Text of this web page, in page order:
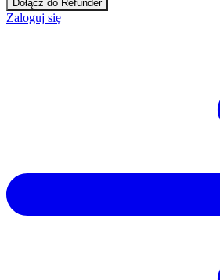
Dołącz do Refunder
Zaloguj się